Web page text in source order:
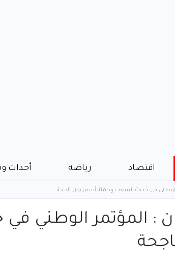
اقتصاد رياضة أحداث
في خدمة الشعب وحملة أشعريون ناجحة
: المؤتمر الوطني